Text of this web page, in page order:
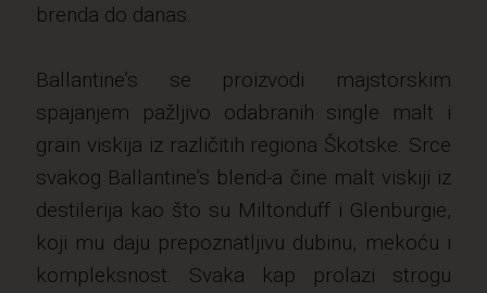
brenda do danas.
Ballantine’s se proizvodi majstorskim
spajanjem pažljivo odabranih single malt i
grain viskija iz različitih regiona Škotske. Srce
svakog Ballantine’s blend-a čine malt viskiji iz
destilerija kao što su Miltonduff i Glenburgie,
koji mu daju prepoznatljivu dubinu, mekoću i
kompleksnost. Svaka kap prolazi strogu